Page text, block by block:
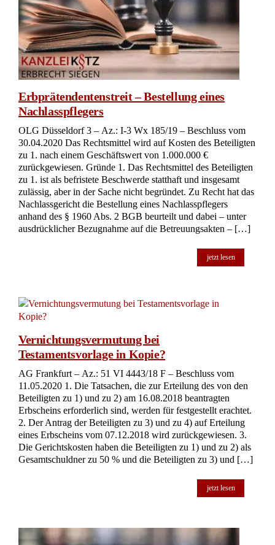
Erbprätendentenstreit – Bestellung eines
Nachlasspflegers
OLG Düsseldorf 3 – Az.: I-3 Wx 185/19 – Beschluss vom
30.04.2020 Das Rechtsmittel wird auf Kosten des Beteiligten
zu 1. nach einem Geschäftswert von 1.000.000 €
zurückgewiesen. Gründe 1. Das Rechtsmittel des Beteiligten
zu 1. ist als befristete Beschwerde statthaft und insgesamt
zulässig, aber in der Sache nicht begründet. Zu Recht hat das
Nachlassgericht die Bestellung eines Nachlasspflegers
anhand des § 1960 Abs. 2 BGB beurteilt und dabei – unter
ausdrücklicher Bezugnahme auf die Betreuungsakten – […]
jetzt lesen
Vernichtungsvermutung bei
Testamentsvorlage in Kopie?
AG Frankfurt – Az.: 51 VI 4443/18 F – Beschluss vom
11.05.2020 1. Die Tatsachen, die zur Erteilung des von den
Beteiligten zu 1) und zu 2) am 16.08.2018 beantragten
Erbscheins erforderlich sind, werden für festgestellt erachtet.
2. Der Antrag der Beteiligten zu 3) und zu 4) auf Erteilung
eines Erbscheins vom 07.12.2018 wird zurückgewiesen. 3.
Die Gerichtskosten haben die Beteiligten zu 1) und zu 2) als
Gesamtschuldner zu 50 % und die Beteiligten zu 3) und […]
jetzt lesen